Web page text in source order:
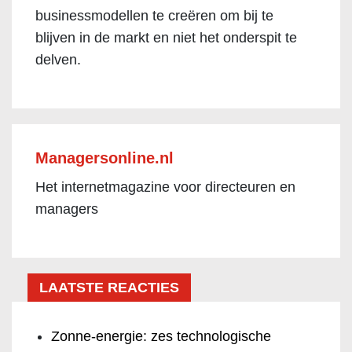
businessmodellen te creëren om bij te
blijven in de markt en niet het onderspit te
delven.
Managersonline.nl
Het internetmagazine voor directeuren en
managers
LAATSTE REACTIES
Zonne-energie: zes technologische